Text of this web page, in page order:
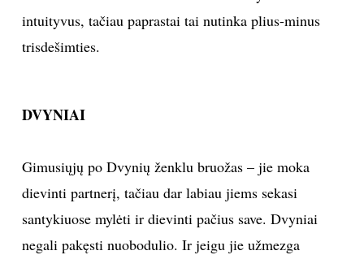
intuityvus, tačiau paprastai tai nutinka plius-minus
trisdešimties.
DVYNIAI
Gimusiųjų po Dvynių ženklu bruožas – jie moka
dievinti partnerį, tačiau dar labiau jiems sekasi
santykiuose mylėti ir dievinti pačius save. Dvyniai
negali pakęsti nuobodulio. Ir jeigu jie užmezga